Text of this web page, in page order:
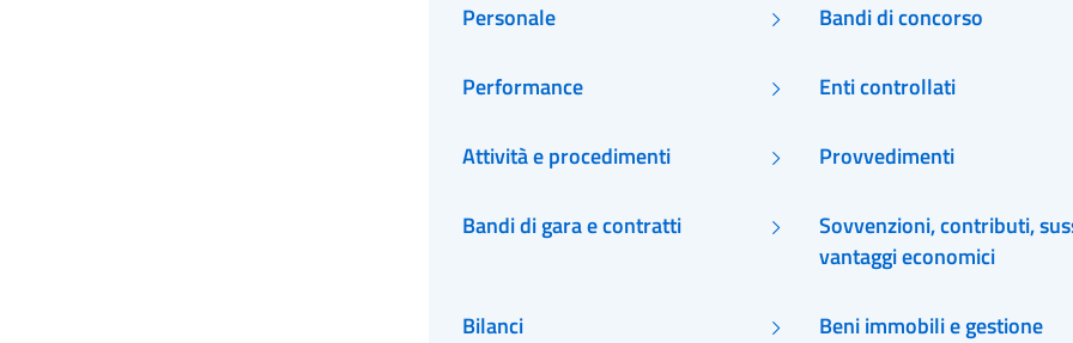
Personale Bandi di concorso
Performance Enti controllati
Attività e procedimenti Provvedimenti
Bandi di gara e contratti
Sovvenzioni, contributi,
vantaggi economici
Bilanci
Beni immobili e gestione